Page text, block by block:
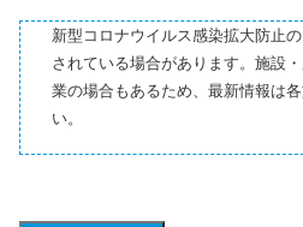
新型コロナウイルス感染拡大防止
されている場合があります。施設
業の場合もあるため、最新情報は
い。